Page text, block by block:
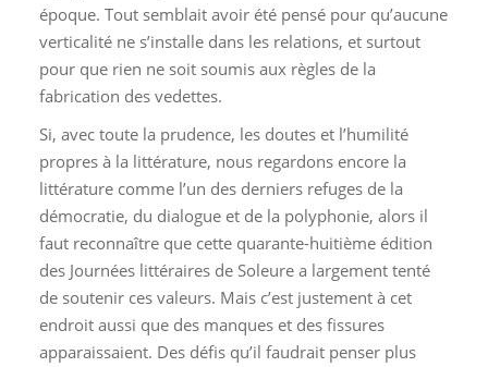
époque. Tout semblait avoir été pensé pour qu’aucune
verticalité ne s’installe dans les relations, et surtout
pour que rien ne soit soumis aux règles de la
fabrication des vedettes.
Si, avec toute la prudence, les doutes et l’humilité
propres à la littérature, nous regardons encore la
littérature comme l’un des derniers refuges de la
démocratie, du dialogue et de la polyphonie, alors il
faut reconnaître que cette quarante-huitième édition
des Journées littéraires de Soleure a largement tenté
de soutenir ces valeurs. Mais c’est justement à cet
endroit aussi que des manques et des fissures
apparaissaient. Des défis qu’il faudrait penser plus